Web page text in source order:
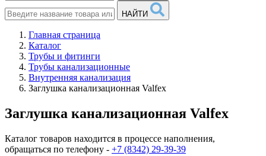
НАЙТИ
Главная страница
Каталог
Трубы и фитинги
Трубы канализационные
Внутренняя канализация
Заглушка канализационная Valfex
Заглушка канализационная Valfex
Каталог товаров находится в процессе наполнения,
обращаться по телефону - +7 (8342) 29-39-39